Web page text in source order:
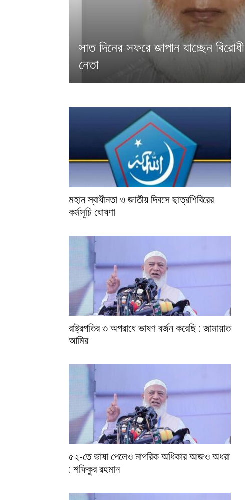
সাত দিনের সফরে জাপান যাচ্ছেন
নেতা
মহান স্বাধীনতা ও জাতীয় দিবসে ছাত্রশিবিরের
কর্মসূচি ঘোষণা
রাষ্ট্রপতির ৩ অপরাধে ভাষণ বর্জন করেছি : জামায়াত
আমির
৫২-তে ভাষা পেলেও নাগরিক অধিকার আজও অধরা
: শফিকুর রহমান